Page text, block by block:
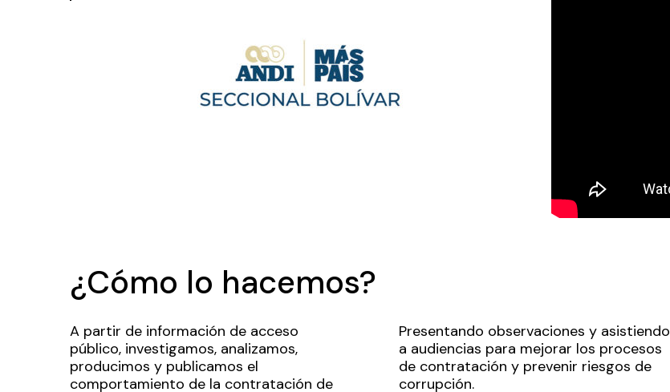
¿Cómo lo hacemos?
A partir de información de acceso
público, investigamos, analizamos,
producimos y publicamos el
comportamiento de la contratación de
Presentando observaciones y asistiendo
a audiencias para mejorar los procesos
de contratación y prevenir riesgos de
corrupción.